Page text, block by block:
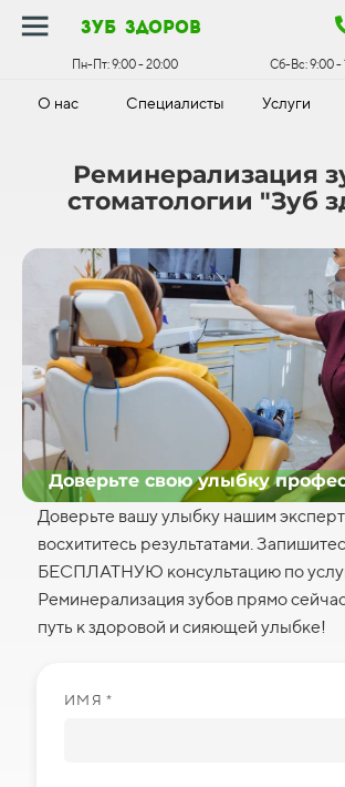
зуб здоров
Пн-Пт:9:00 - 20:00 Сб-Вс:9:00 -
О нас Специалисты Услуги
Реминерализация
стоматологии "Зуб
Доверьте свою улыбку
Доверьте вашу улыбку нашим
восхититесь результатами.
БЕСПЛАТНУЮ консультацию по
Реминерализация зубов прямо
путь к здоровой и сияющей улыбке!
ИМЯ *